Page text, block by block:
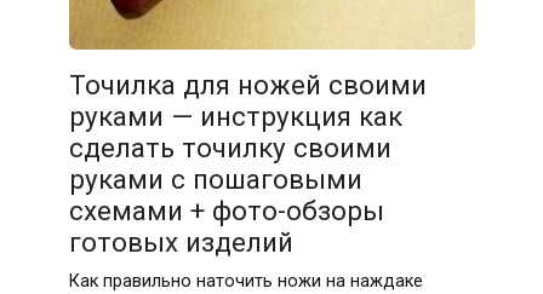
Точилка для ножей своими
руками — инструкция как
сделать точилку своими
руками с пошаговыми
схемами + фото-обзоры
готовых изделий
Как правильно наточить ножи на наждаке